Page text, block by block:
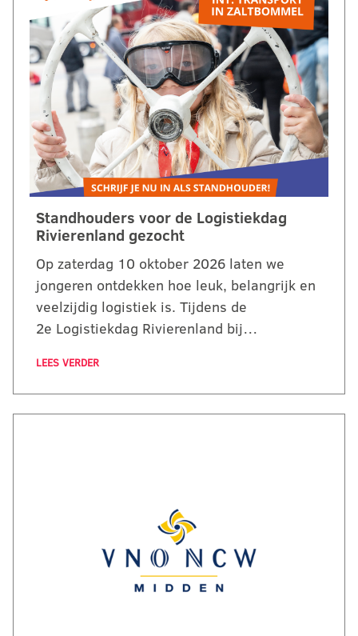
Standhouders voor de Logistiekdag
Rivierenland gezocht
Op zaterdag 10 oktober 2026 laten we
jongeren ontdekken hoe leuk, belangrijk en
veelzijdig logistiek is. Tijdens de
2e Logistiekdag Rivierenland bij…
LEES VERDER